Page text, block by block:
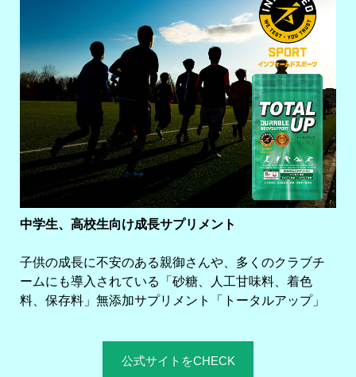
中学生、高校生向け成長サプリメント
子供の成長に不安のある親御さんや、多くのクラブチ
ームにも導入されている「砂糖、人工甘味料、着色
料、保存料」無添加サプリメント「トータルアップ」
公式サイトをCHECK